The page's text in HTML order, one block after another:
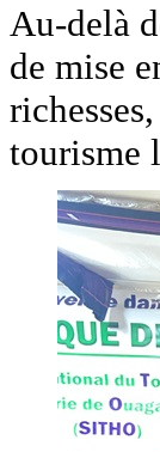
Au-delà
de mise
tourisme